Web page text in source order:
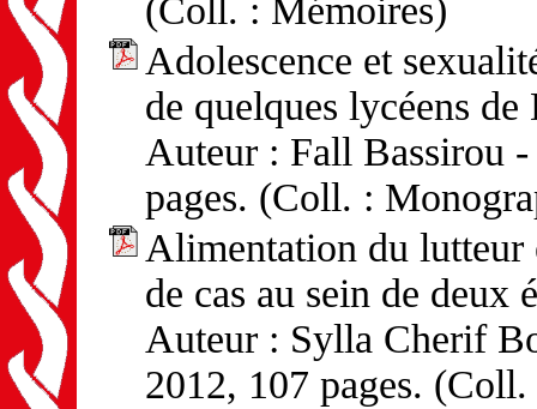
(Coll. : Mémoires)
Adolescence et
de quelques lycéens de
Auteur : Fall Bassirou
pages. (Coll. :
Alimentation du
de cas au sein de deux
Auteur : Sylla Cherif
2012, 107 pages.